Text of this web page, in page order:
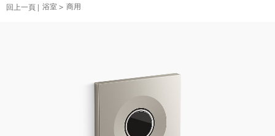
回上一頁 浴室 商用